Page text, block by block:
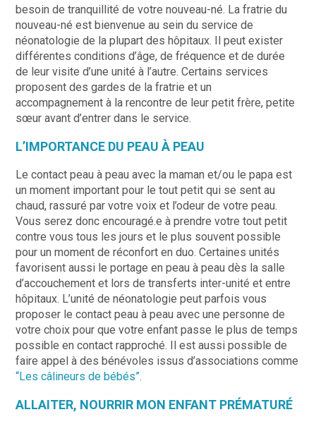
besoin de tranquillité de votre nouveau-né. La fratrie du
nouveau-né est bienvenue au sein du service de
néonatologie de la plupart des hôpitaux. Il peut exister
différentes conditions d’âge, de fréquence et de durée
de leur visite d’une unité à l’autre. Certains services
proposent des gardes de la fratrie et un
accompagnement à la rencontre de leur petit frère, petite
sœur avant d’entrer dans le service.
L’IMPORTANCE DU PEAU À PEAU
Le contact peau à peau avec la maman et/ou le papa est
un moment important pour le tout petit qui se sent au
chaud, rassuré par votre voix et l’odeur de votre peau.
Vous serez donc encouragé.e à prendre votre tout petit
contre vous tous les jours et le plus souvent possible
pour un moment de réconfort en duo. Certaines unités
favorisent aussi le portage en peau à peau dès la salle
d’accouchement et lors de transferts inter-unité et entre
hôpitaux. L’unité de néonatologie peut parfois vous
proposer le contact peau à peau avec une personne de
votre choix pour que votre enfant passe le plus de temps
possible en contact rapproché. Il est aussi possible de
faire appel à des bénévoles issus d’associations comme
“Les câlineurs de bébés”.
ALLAITER, NOURRIR MON ENFANT PRÉMATURÉ